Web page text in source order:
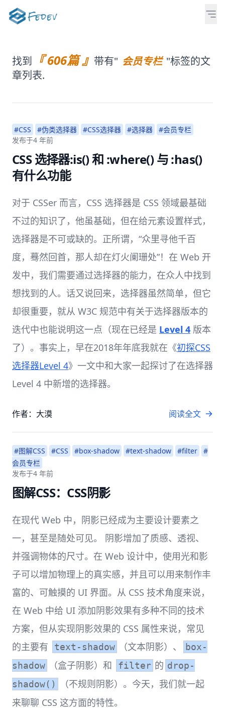
找到 『 606篇 』 带有" 会员专栏 "标签的文
章列表.
#CSS #伪类选择器 #CSS选择器 #选择器
#会员专栏
发布于4 年前
CSS 选择器:is() 和 :where() 与 :has()
有什么功能
对于 CSSer 而言，CSS 选择器是 CSS 领域最基础
不过的知识了，他虽基础，但在给元素设置样式，
选择器是不可或缺的。正所谓，“众里寻他千百
度，蓦然回首，那人却在灯火阑珊处”！在 Web 开
发中，我们需要通过选择器的能力，在众人中找到
想找到的人。话又说回来，选择器虽然简单，但它
却很重要，就从 W3C 规范中有关于选择器版本的
迭代中也能说明这一点（现在已经是 Level 4 版本
了）。事实上，早在2018年年底我就在《初探CSS
选择器Level 4》一文中和大家一起探讨了在选择器
Level 4 中新增的选择器。
作者：大漠 阅读全文
#图解CSS #CSS #box-shadow #text-shadow #filter
#
会员专栏
发布于4 年前
图解CSS：CSS阴影
在现代 Web 中，阴影已经成为主要设计要素之
一，甚至是随处可见。 阴影增加了质感、透视、
并强调物体的尺寸。在 Web 设计中，使用光和影
子可以增加物理上的真实感，并且可以用来制作丰
富的、可触摸的 UI 界面。从 CSS 技术角度来说，
在 Web 中给 UI 添加阴影效果有多种不同的技术
方案，但从实现阴影效果的 CSS 属性来说，常见
的主要有
text-shadow （文本阴影）、
box-
shadow
（盒子阴影）和 filter 的 drop-
shadow()
（不规则阴影）。今天，我们就一起
来聊聊 CSS 这方面的特性。